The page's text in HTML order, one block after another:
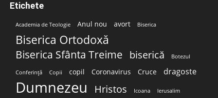
Etichete
Academia de Teologie Anul nou avort Biserica
Biserica Ortodoxă
Biserica Sfânta Treime biserică Botezul
Conferință Copii copil Coronavirus Cruce dragoste
Dumnezeu Hristos Icoana Ierusalim